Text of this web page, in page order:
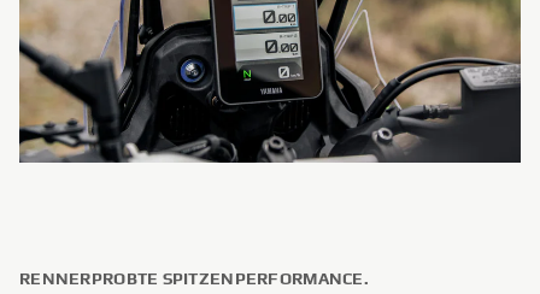
RENNERPROBTE SPITZENPERFORMANCE.